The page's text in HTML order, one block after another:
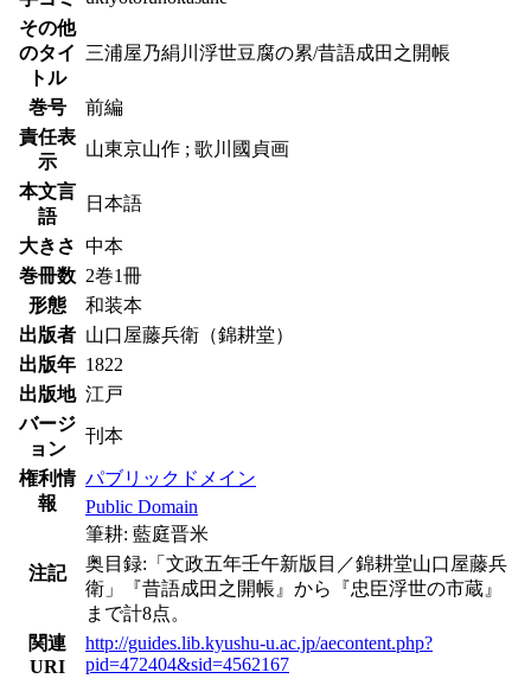
その他
のタイ
トル
三浦屋乃絹川浮世豆腐の累/昔語成田之開帳
巻号
前編
責任表
示
山東京山作 ; 歌川國貞画
本文言
語
日本語
大きさ 中本
巻冊数 2巻1冊
形態
和装本
出版者 山口屋藤兵衛（錦耕堂）
出版年 1822
出版地 江戸
バージ
ョン
刊本
権利情
報
パブリックドメイン
Public Domain
注記
筆耕: 藍庭晋米
奥目録:「文政五年壬午新版目／錦耕堂山口屋藤兵
衛」『昔語成田之開帳』から『忠臣浮世の市蔵』
まで計8点。
関連
URI
http://guides.lib.kyushu-u.ac.jp/aecontent.php?
pid=472404&sid=4562167